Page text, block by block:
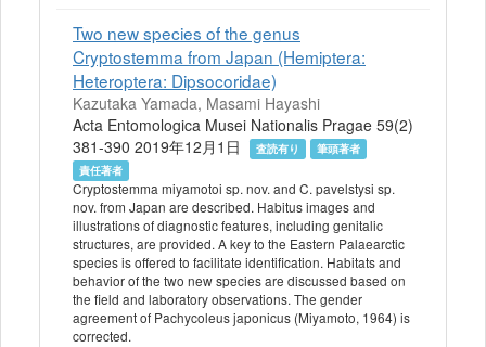
Two new species of the genus
Cryptostemma from Japan (Hemiptera:
Heteroptera: Dipsocoridae)
Kazutaka Yamada, Masami Hayashi
Acta Entomologica Musei Nationalis Pragae 59(2)
381-390 2019年12月1日
査読有り
筆頭著者
責任著者
Cryptostemma miyamotoi sp. nov. and C. pavelstysi sp.
nov. from Japan are described. Habitus images and
illustrations of diagnostic features, including genitalic
structures, are provided. A key to the Eastern Palaearctic
species is offered to facilitate identification. Habitats and
behavior of the two new species are discussed based on
the field and laboratory observations. The gender
agreement of Pachycoleus japonicus (Miyamoto, 1964) is
corrected.